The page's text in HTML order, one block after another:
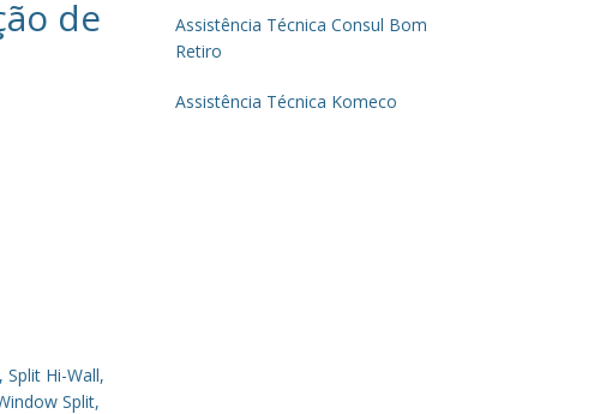
de
Hi-Wall,
Split,
Assistência Técnica Consul Bom
Retiro
Assistência Técnica Komeco